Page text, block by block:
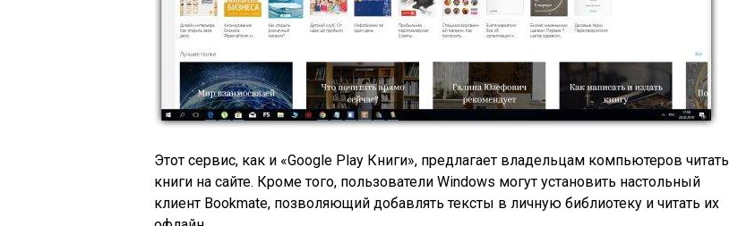
Этот сервис, как и «Google Play Книги», предлагает владельцам компьютеров читать
книги на сайте. Кроме того, пользователи Windows могут установить настольный
клиент Bookmate, позволяющий добавлять тексты в личную библиотеку и читать их